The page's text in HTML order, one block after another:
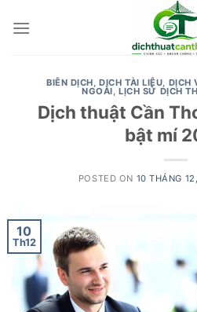
BIÊN DỊCH,DỊCH TÀI LIỆU, DỊCH
NGOÀI,LỊCH SỬ DỊCH
Dịch thuật Cần
bật mí
POSTED ON 10 THÁNG
10
Th12